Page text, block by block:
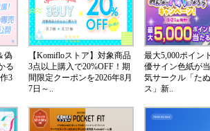
偽
る
3
【Komifloストア】対象商品
3点以上購入で20%OFF！期
間限定クーポンを2026年8月
7日～..
最大5,000ポイン
優サイン色紙が
気サークル「た
ス」新..